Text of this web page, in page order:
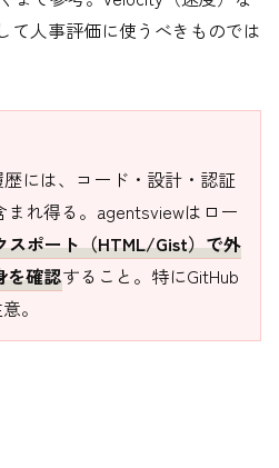
て人事評価に使うべきものでは
には、コード・設計・認証
れ得る。agentsviewはロー
スポート（HTML/Gist）で外
を確認すること。特にGitHub
。